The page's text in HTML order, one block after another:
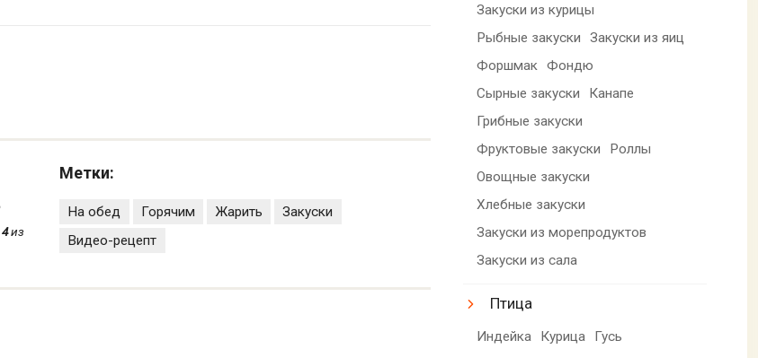
4из
Метки:
На обед Горячим Жарить
Закуски
Видео-рецепт
Закуски из курицы
Рыбные закуски
Закуски из яиц
Форшмак Фондю
Сырные закуски
Канапе
Грибные закуски
Фруктовые закуски
Роллы
Овощные закуски
Хлебные закуски
Закуски из морепродуктов
Закуски из сала
Птица
Индейка Курица
Гусь